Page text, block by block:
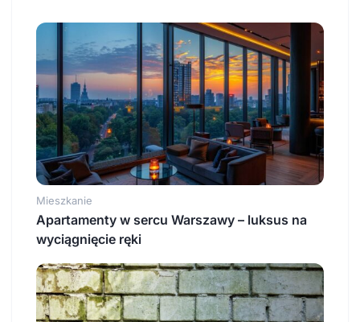
Mieszkanie
Apartamenty w sercu Warszawy – luksus na
wyciągnięcie ręki